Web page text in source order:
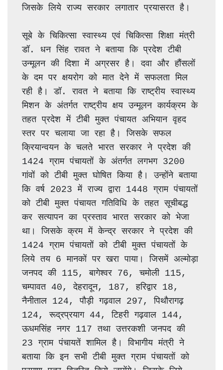
जिसके लिये राज्य सरकार लगातार प्रयासरत है।
सूबे के चिकित्सा स्वास्थ्य एवं चिकित्सा शिक्षा मंत्री
डॉ. धन सिंह रावत ने बताया कि प्रदेश टीबी
उन्मूलन की दिशा में अग्रसर है। दवा और हौंसलों
के दम पर क्षयरोग को मात देने में सफलता मिल
रही है। डॉ. रावत ने बताया कि राष्ट्रीय स्वास्थ्य
मिशन के अंतर्गत राष्ट्रीय क्षय उन्मूलन कार्यक्रम के
तहत प्रदेश में टीबी मुक्त पंचायत अभियान वृहद
स्तर पर चलाया जा रहा है। जिसके सफल
क्रियान्वयन के चलते भारत सरकार ने प्रदेश की
1424 ग्राम पंचायतों के अंतर्गत लगभग 3200
गांवों को टीबी मुक्त घोषित किया है। उन्होंने बताया
कि वर्ष 2023 में राज्य द्वारा 1448 ग्राम पंचायतों
को टीबी मुक्त पंचायत गतिविधि के तहत सूचीबद्ध
कर सत्यापन का प्रस्ताव भारत सरकार को भेजा
था। जिसके क्रम में केन्द्र सरकार ने प्रदेश की
1424 ग्राम पंचायतों को टीबी मुक्त पंचायतों के
लिये तय 6 मानकों पर खरा पाया। जिसमें अल्मोड़ा
जनपद की 115, बागेश्वर 76, चमोली 115,
चम्पावत 40, देहरादून, 187, हरिद्वार 18,
नैनीताल 124, पौड़ी गढ़वाल 297, पिथौरागढ़
124, रूद्रप्रयाग 44, टिहरी गढ़वाल 144,
ऊधमसिंह नगर 117 तथा उत्तरकशी जनपद की
23 ग्राम पंचायतें शामिल है। विभागीय मंत्री ने
बताया कि इन सभी टीबी मुक्त ग्राम पंचायतों को